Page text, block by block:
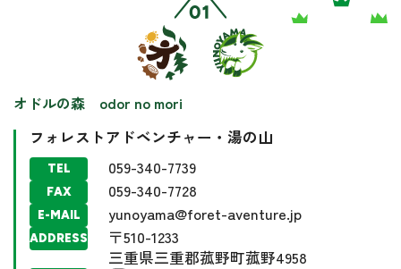
オドルの森 odor no mori
フォレストアドベンチャー・湯の山
TEL 059-340-7739
FAX 059-340-7728
E-MAIL yunoyama@foret-aventure.jp
ADDRESS
〒510-1233
三重県三重郡菰野町菰野4958